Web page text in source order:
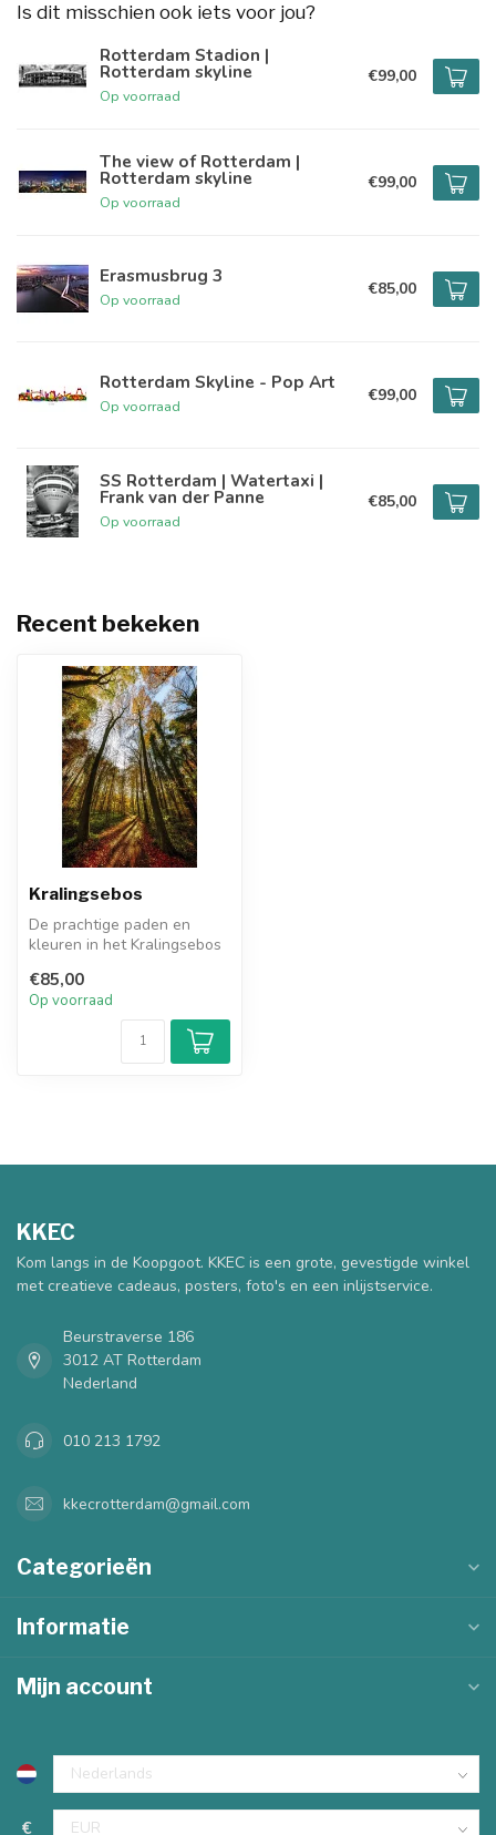
Is dit misschien ook iets voor jou?
Rotterdam Stadion |
Rotterdam skyline
Op voorraad
€99,00
The view of Rotterdam |
Rotterdam skyline
Op voorraad
€99,00
Erasmusbrug 3
Op voorraad
€85,00
Rotterdam Skyline - Pop Art
Op voorraad
€99,00
SS Rotterdam | Watertaxi |
Frank van der Panne
Op voorraad
€85,00
Recent bekeken
Kralingsebos
De prachtige paden en
kleuren in het Kralingsebos
is...
€85,00
Op voorraad
KKEC
Kom langs in de Koopgoot. KKEC is een grote, gevestigde winkel
met creatieve cadeaus, posters, foto's en een inlijstservice.
Beurstraverse 186
3012 AT Rotterdam
Nederland
010 213 1792
kkecrotterdam@gmail.com
Categorieën
Informatie
Mijn account
€